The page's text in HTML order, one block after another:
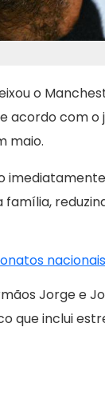
o
acordo com o
maio.
Jorge e
inclui